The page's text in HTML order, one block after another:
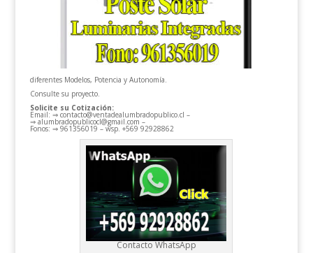
diferentes Modelos, Potencia y Autonomía.
Consulte su proyecto.
Solicite su Cotización:
Email: ⇒ contacto@ventadealumbradopublico.cl –
⇒ alumbradopublicocl@gmail.com –
Fonos: ⇒ 961356019 – wsp. +569 92928862
Contacto WhatsApp